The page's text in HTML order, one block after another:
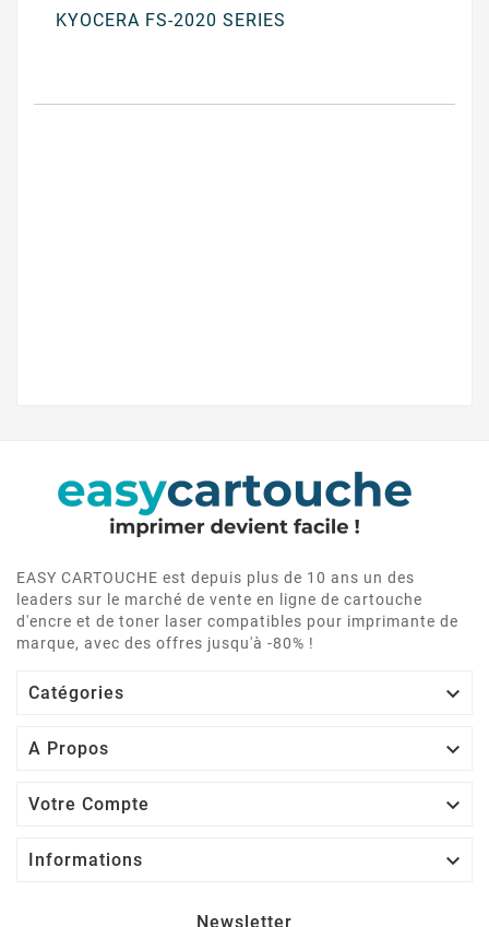
KYOCERA FS-2020 SERIES
EASY CARTOUCHE est depuis plus de 10 ans un des
leaders sur le marché de vente en ligne de cartouche
d'encre et de toner laser compatibles pour imprimante de
marque, avec des offres jusqu'à -80% !
Catégories 
A Propos 
Votre Compte 
Informations 
Newsletter